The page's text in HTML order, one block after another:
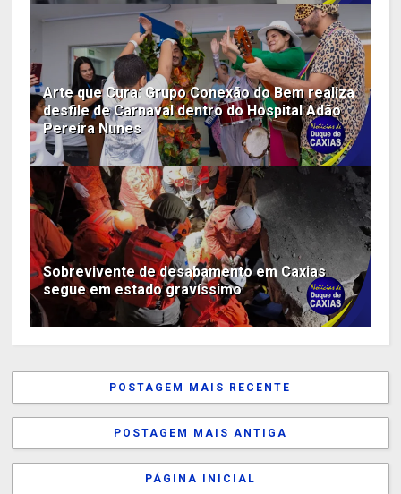
Arte que Cura: Grupo Conexão do Bem realiza
desfile de Carnaval dentro do Hospital Adão
Pereira Nunes
Sobrevivente de desabamento em Caxias
segue em estado gravíssimo
POSTAGEM MAIS RECENTE
POSTAGEM MAIS ANTIGA
PÁGINA INICIAL